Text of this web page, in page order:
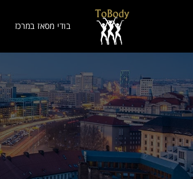
בודי מסאז במרכז